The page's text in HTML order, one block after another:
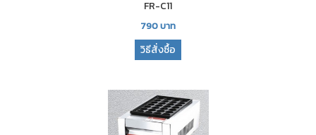
FR-C11
790บาท
วิธีสั่งซื้อ